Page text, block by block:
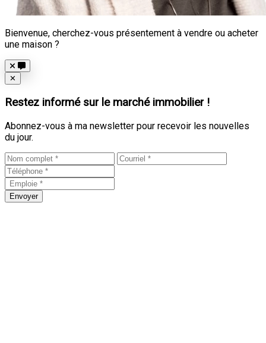
Bienvenue, cherchez-vous présentement à vendre ou acheter
une maison ?
Close
✕
Restez informé sur le marché immobilier !
Abonnez-vous à ma newsletter pour recevoir les nouvelles
du jour.
Envoyer